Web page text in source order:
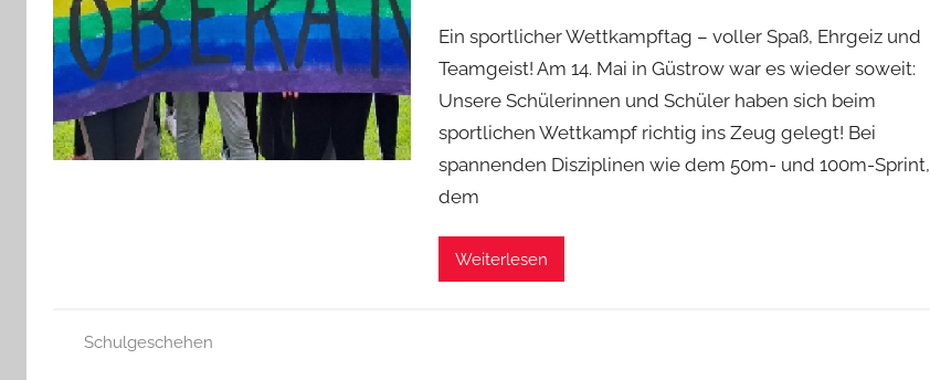
n
H
.
R
.
Ein sportlicher Wettkampftag – voller Spaß, Ehrgeiz und
Teamgeist! Am 14. Mai in Güstrow war es wieder soweit:
Unsere Schülerinnen und Schüler haben sich beim
sportlichen Wettkampf richtig ins Zeug gelegt! Bei
spannenden Disziplinen wie dem 50m- und 100m-Sprint,
dem
Weiterlesen
Schulgeschehen